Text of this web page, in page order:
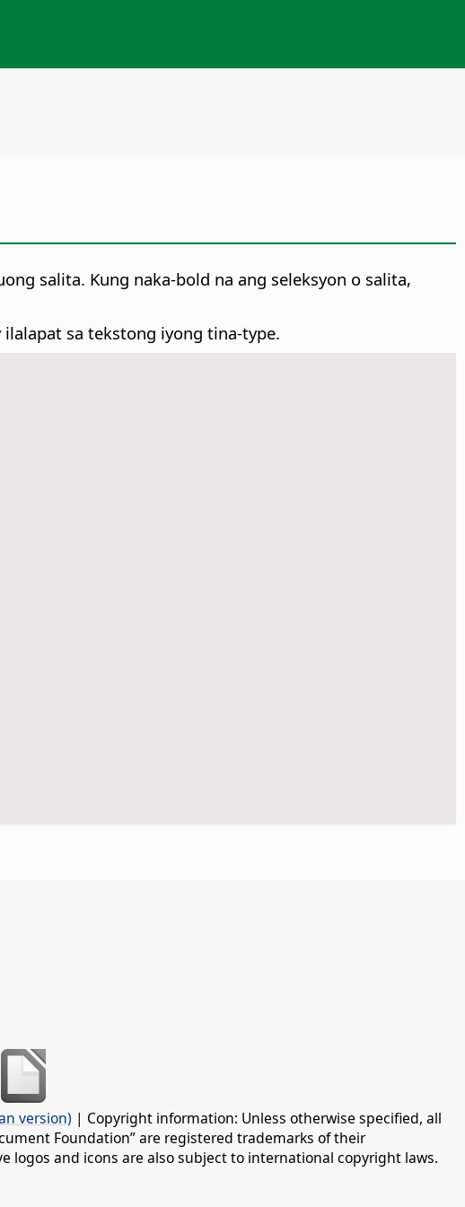
salita. Kung naka-bold na ang seleksyon o salita,
sa tekstong iyong tina-type.
version) | Copyright information: Unless otherwise specified, all
Foundation” are registered trademarks of their
logos and icons are also subject to international copyright laws.